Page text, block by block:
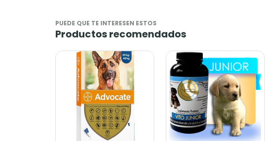
PUEDE QUE TE INTERESEN ESTOS
Productos recomendados